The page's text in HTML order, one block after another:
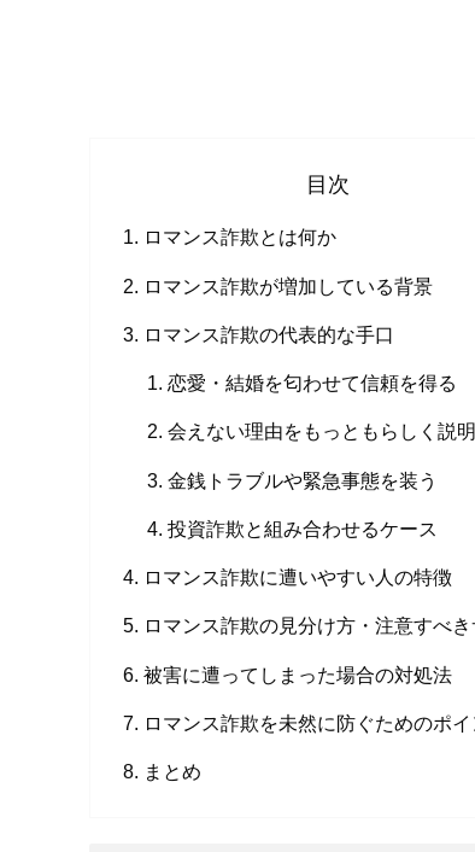
目次
ロマンス詐欺とは何か
ロマンス詐欺が増加している背景
ロマンス詐欺の代表的な手口
恋愛・結婚を匂わせて信頼を得る
会えない理由をもっともらしく説
金銭トラブルや緊急事態を装う
投資詐欺と組み合わせるケース
ロマンス詐欺に遭いやすい人の特徴
ロマンス詐欺の見分け方・注意すべ
被害に遭ってしまった場合の対処法
ロマンス詐欺を未然に防ぐためのポイ
まとめ